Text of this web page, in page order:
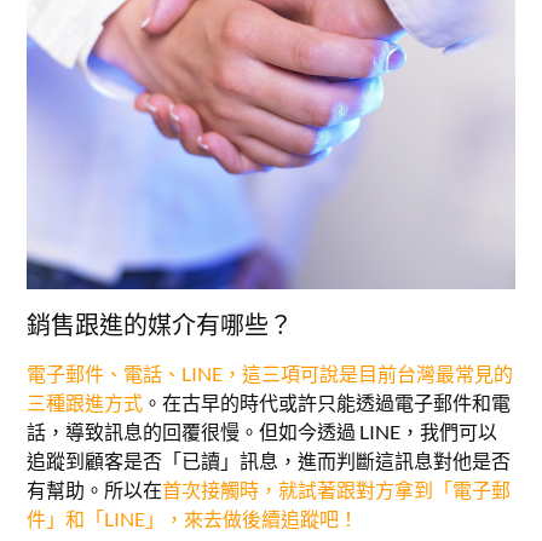
銷售跟進的媒介有哪些？
電子郵件、電話、LINE，這三項可說是目前台灣最常見的
三種跟進方式 。在古早的時代或許只能透過電子郵件和電
話，導致訊息的回覆很慢。但如今透過 LINE，我們可以
追蹤到顧客是否「已讀」訊息，進而判斷這訊息對他是否
有幫助。所以在首次接觸時，就試著跟對方拿到「電子郵
件」和「LINE」，來去做後續追蹤吧！